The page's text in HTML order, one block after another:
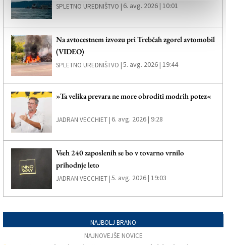
SPLETNO UREDNIŠTVO | 6. avg. 2026 | 10:01
Na avtocestnem izvozu pri Trebčah zgorel avtomobil
(VIDEO)
SPLETNO UREDNIŠTVO |5. avg. 2026 | 19:44
»Ta velika prevara ne more obroditi modrih potez«
JADRAN VECCHIET | 6. avg. 2026 | 9:28
Vseh 240 zaposlenih se bo v tovarno vrnilo
prihodnje leto
JADRAN VECCHIET |5. avg. 2026 | 19:03
NAJBOLJ BRANO
NAJNOVEJŠE NOVICE